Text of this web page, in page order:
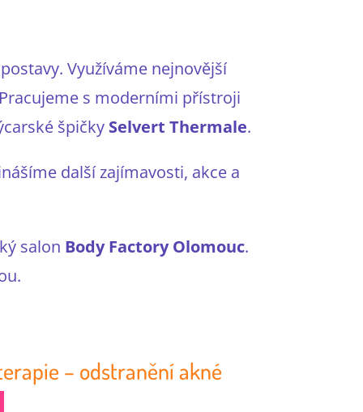
Využíváme nejnovější
s moderními přístroji
špičky Selvert Thermale.
další zajímavosti, akce a
salon Body Factory Olomouc.
– odstranění akné